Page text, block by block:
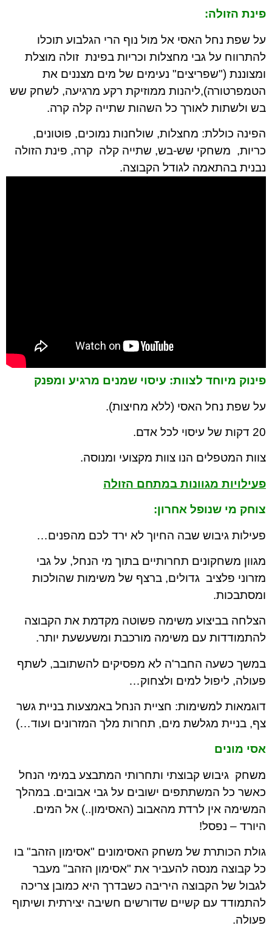
פינת הזולה:
על שפת נחל האסי אל מול נוף הרי הגלבוע תוכלו
להתרווח על גבי מחצלות וכריות בפינת זולה מוצלת
ומצוננת ("שפריצים" נעימים של מים מצננים את
הטמפרטורה),ליהנות ממוזיקת רקע מרגיעה, לשחק שש
בש ולשתות לאורך כל השהות שתייה קלה קרה.
הפינה כוללת: מחצלות, שולחנות נמוכים, פוטונים,
כריות, משחקי שש-בש, שתייה קלה קרה, פינת הזולה
נבנית בהתאמה לגודל הקבוצה.
פינוק מיוחד לצוות: עיסוי שמנים מרגיע ומפנק
על שפת נחל האסי (ללא מחיצות).
20 דקות של עיסוי לכל אדם.
צוות המטפלים הנו צוות מקצועי ומנוסה.
פעילויות מגוונות במתחם הזולה
צוחק מי שנופל אחרון:
פעילות גיבוש שבה החיוך לא ירד לכם מהפנים…
מגוון משחקונים תחרותיים בתוך מי הנחל, על גבי
מזרוני פלציב גדולים, ברצף של משימות שהולכות
ומסתבכות.
הצלחה בביצוע משימה פשוטה מקדמת את הקבוצה
להתמודדות עם משימה מורכבת ומשעשעת יותר.
במשך כשעה החבר'ה לא מפסיקים להשתובב, לשתף
פעולה, ליפול למים ולצחוק…
דוגמאות למשימות: חציית הנחל באמצעות בניית גשר
צף, בניית מגלשת מים, תחרות מלך המזרונים ועוד…)
אסי מונים
משחק גיבוש קבוצתי ותחרותי המתבצע במימי הנחל
כאשר כל המשתתפים ישובים על גבי אבובים. במהלך
המשימה אין לרדת מהאבוב (האסימון..) אל המים.
היורד – נפסל!
גולת הכותרת של משחק האסימונים "אסימון הזהב" בו
כל קבוצה מנסה להעביר את "אסימון הזהב" מעבר
לגבול של הקבוצה היריבה כשבדרך היא כמובן צריכה
להתמודד עם קשיים שדורשים חשיבה יצירתית ושיתוף
פעולה.